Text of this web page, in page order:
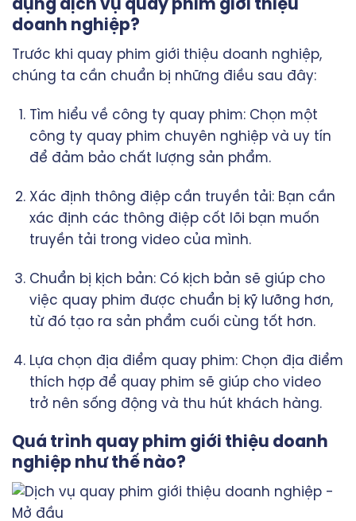
dụng dịch vụ quay phim giới thiệu
doanh nghiệp?
Trước khi quay phim giới thiệu doanh nghiệp,
chúng ta cần chuẩn bị những điều sau đây:
Tìm hiểu về công ty quay phim: Chọn một
công ty quay phim chuyên nghiệp và uy tín
để đảm bảo chất lượng sản phẩm.
Xác định thông điệp cần truyền tải: Bạn cần
xác định các thông điệp cốt lõi bạn muốn
truyền tải trong video của mình.
Chuẩn bị kịch bản: Có kịch bản sẽ giúp cho
việc quay phim được chuẩn bị kỹ lưỡng hơn,
từ đó tạo ra sản phẩm cuối cùng tốt hơn.
Lựa chọn địa điểm quay phim: Chọn địa điểm
thích hợp để quay phim sẽ giúp cho video
trở nên sống động và thu hút khách hàng.
Quá trình quay phim giới thiệu doanh
nghiệp như thế nào?